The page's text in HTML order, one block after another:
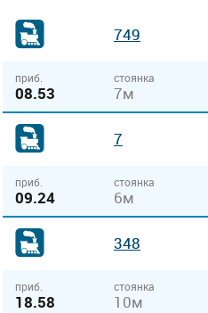
749
приб.
08.53
стоянка
7м
7
приб.
09.24
стоянка
6м
348
приб.
18.58
стоянка
10м